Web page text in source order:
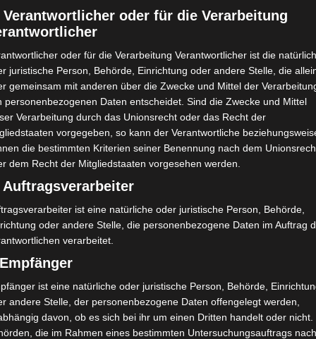
eine klitzekleine Candybar aufgebaut, dass gerahmte Bild
aus Geschenkpapier mit Regenbögen und Einhörnern für
Das Wolkenkissen auf dem Rahmen diente als Muster.
ihre persönlichen Wolkenkissen selbst gestaltet und mit
Mehr dazu aber demnächst.
Verantwortlicher oder für die Verarbeitung
oder für die Verarbeitung Verantwortlicher ist die
juristische Person, Behörde, Einrichtung oder andere Stelle, die
gemeinsam mit anderen über die Zwecke und Mittel der
personenbezogenen Daten entscheidet. Sind die Zwecke und Mittel
Verarbeitung durch das Unionsrecht oder das Recht der
vorgegeben, so kann der Verantwortliche
die bestimmten Kriterien seiner Benennung nach dem
dem Recht der Mitgliedstaaten vorgesehen werden.
Auftragsverarbeiter
ist eine natürliche oder juristische Person, Behörde,
oder andere Stelle, die personenbezogene Daten im Auftrag
verarbeitet.
ist eine natürliche oder juristische Person, Behörde,
andere Stelle, der personenbezogene Daten offengelegt werden,
davon, ob es sich bei ihr um einen Dritten handelt oder nicht.
die im Rahmen eines bestimmten Untersuchungsauftrags nach